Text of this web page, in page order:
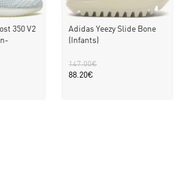
350 V2
Adidas Yeezy Slide Bone
(Infants)
147.00€
88.20€